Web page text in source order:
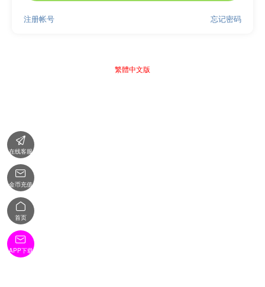
忘记密码
注册帐号
繁體中文版

在线客服

金币充值

首页

APP下载